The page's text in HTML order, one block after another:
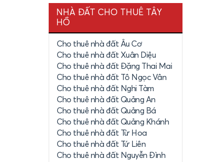
NHÀ ĐẤT CHO THUÊ TÂY
HỒ
Cho thuê nhà đất Âu Cơ
Cho thuê nhà đất Xuân Diệu
Cho thuê nhà đất Đặng Thai Mai
Cho thuê nhà đất Tô Ngọc Vân
Cho thuê nhà đất Nghi Tàm
Cho thuê nhà đất Quảng An
Cho thuê nhà đất Quảng Bá
Cho thuê nhà đất Quảng Khánh
Cho thuê nhà đất Từ Hoa
Cho thuê nhà đất Tứ Liên
Cho thuê nhà đất Nguyễn Đình